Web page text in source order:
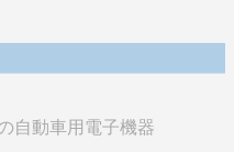
自動車用電子機器